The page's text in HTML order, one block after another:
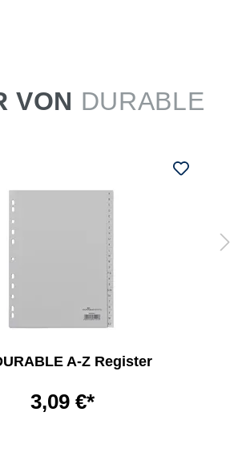
VON DURABLE
A-Z Register
3,09 €*